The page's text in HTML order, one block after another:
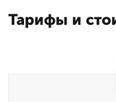
Тарифы и